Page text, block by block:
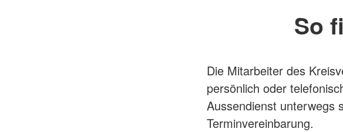
So
Die Mitarbeiter des
persönlich oder
Aussendienst unterwegs
Terminvereinbarung.